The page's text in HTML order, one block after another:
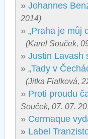
» Johannes
2014)
» „Praha je můj
(Karel Souček,
» Justin Lavash
» „Tady v
(Jitka Fialková,
» Proti proudu
Souček, 07. 07.
» Cermaque
» Label